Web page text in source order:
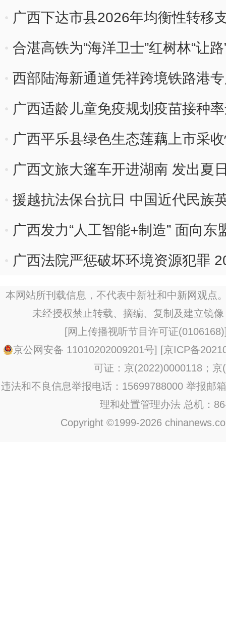
广西下达市县2026年均衡性转移
合湛高铁为“海洋卫士”红树林“让路
西部陆海新通道凭祥跨境铁路港
广西适龄儿童免疫规划疫苗接种
广西平乐县绿色生态莲藕上市采
广西文旅大篷车开进湖南 发出夏
援越抗法保台抗日 中国近代民族
舞台
广西发力“人工智能+制造” 面向东
广西法院严惩破坏环境资源犯罪
9180件
本网站所刊载信息，不代表中新社和中新网观点
未经授权禁止转载、摘编、复制及建立镜
[网上传播视听节目许可证(0106168)
京公网安备 11010202009201号] [京ICP备
可证：京(2022)0000118；京
违法和不良信息举报电话：15699788000 举报邮
理和处置管理办法 总机：
Copyright ©1999-2026